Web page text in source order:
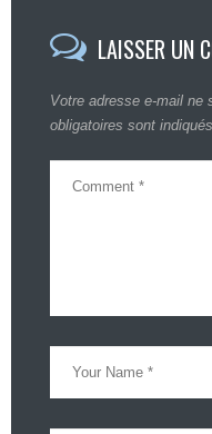
LAISSER UN
Votre adresse e-mail ne
obligatoires sont